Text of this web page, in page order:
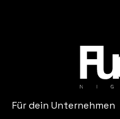
Für dein Unternehmen